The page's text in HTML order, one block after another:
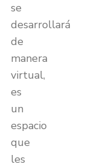
se
desarrollará
de
manera
virtual,
es
un
espacio
que
les